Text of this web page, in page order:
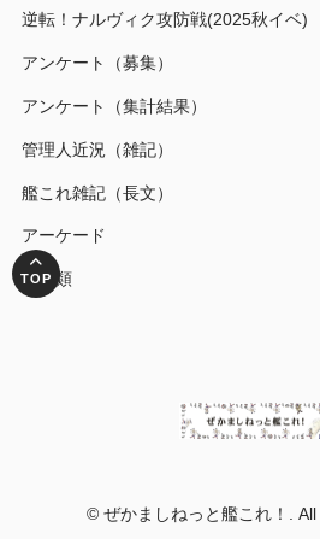
逆転！ナルヴィク攻防戦(2025秋イベ)
アンケート（募集）
アンケート（集計結果）
管理人近況（雑記）
艦これ雑記（長文）
アーケード
未分類
© ぜかましねっと艦これ！.